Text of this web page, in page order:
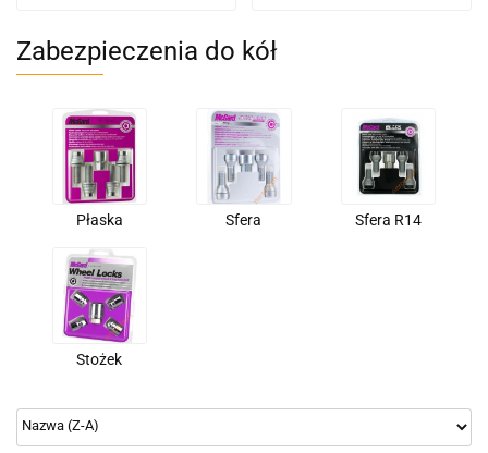
Zabezpieczenia do kół
Płaska Sfera Sfera R14
Stożek